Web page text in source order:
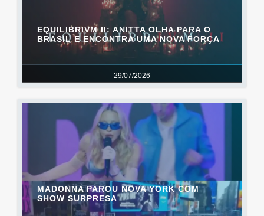
29/07/2026
EQUILIBRIVM II: ANITTA OLHA PARA O
BRASIL E ENCONTRA UMA NOVA FORÇA
MADONNA PAROU NOVA YORK COM
SHOW SURPRESA